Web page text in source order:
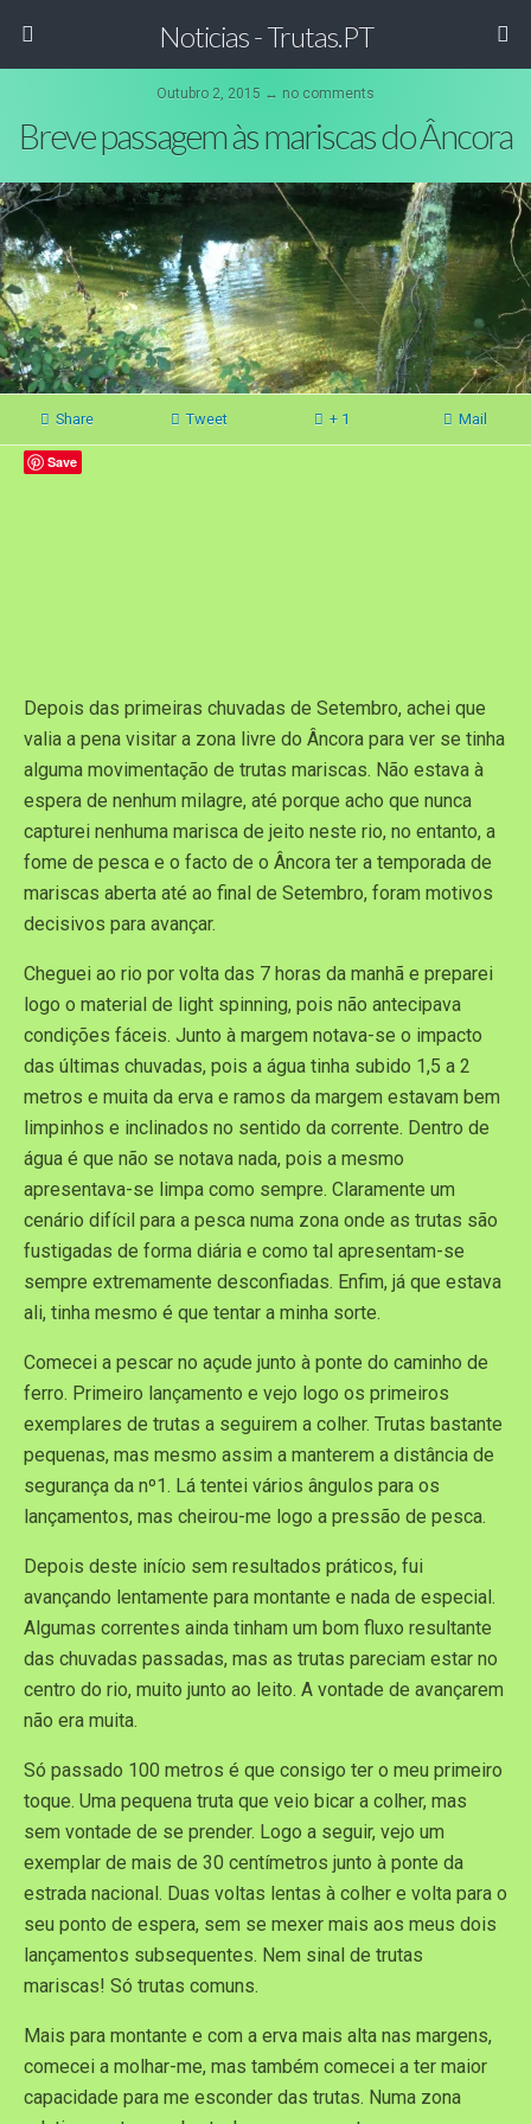
Noticias - Trutas.PT
Outubro 2, 2015 ↔ no comments
Breve passagem às mariscas do Âncora
Share Tweet + 1 Mail
Save
Depois das primeiras chuvadas de Setembro, achei que
valia a pena visitar a zona livre do Âncora para ver se tinha
alguma movimentação de trutas mariscas. Não estava à
espera de nenhum milagre, até porque acho que nunca
capturei nenhuma marisca de jeito neste rio, no entanto, a
fome de pesca e o facto de o Âncora ter a temporada de
mariscas aberta até ao final de Setembro, foram motivos
decisivos para avançar.
Cheguei ao rio por volta das 7 horas da manhã e preparei
logo o material de light spinning, pois não antecipava
condições fáceis. Junto à margem notava-se o impacto
das últimas chuvadas, pois a água tinha subido 1,5 a 2
metros e muita da erva e ramos da margem estavam bem
limpinhos e inclinados no sentido da corrente. Dentro de
água é que não se notava nada, pois a mesmo
apresentava-se limpa como sempre. Claramente um
cenário difícil para a pesca numa zona onde as trutas são
fustigadas de forma diária e como tal apresentam-se
sempre extremamente desconfiadas. Enfim, já que estava
ali, tinha mesmo é que tentar a minha sorte.
Comecei a pescar no açude junto à ponte do caminho de
ferro. Primeiro lançamento e vejo logo os primeiros
exemplares de trutas a seguirem a colher. Trutas bastante
pequenas, mas mesmo assim a manterem a distância de
segurança da nº1. Lá tentei vários ângulos para os
lançamentos, mas cheirou-me logo a pressão de pesca.
Depois deste início sem resultados práticos, fui
avançando lentamente para montante e nada de especial.
Algumas correntes ainda tinham um bom fluxo resultante
das chuvadas passadas, mas as trutas pareciam estar no
centro do rio, muito junto ao leito. A vontade de avançarem
não era muita.
Só passado 100 metros é que consigo ter o meu primeiro
toque. Uma pequena truta que veio bicar a colher, mas
sem vontade de se prender. Logo a seguir, vejo um
exemplar de mais de 30 centímetros junto à ponte da
estrada nacional. Duas voltas lentas à colher e volta para o
seu ponto de espera, sem se mexer mais aos meus dois
lançamentos subsequentes. Nem sinal de trutas
mariscas! Só trutas comuns.
Mais para montante e com a erva mais alta nas margens,
comecei a molhar-me, mas também comecei a ter maior
capacidade para me esconder das trutas. Numa zona